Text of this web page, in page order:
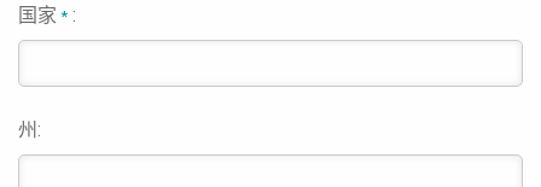
国家* :
州: